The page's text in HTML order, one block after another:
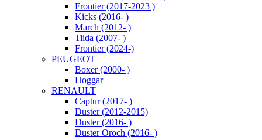
Frontier (2017-2023 )
Kicks (2016- )
March (2012- )
Tiida (2007- )
Frontier (2024-)
PEUGEOT
Boxer (2000- )
Hoggar
RENAULT
Captur (2017- )
Duster (2012-2015)
Duster (2016- )
Duster Oroch (2016- )